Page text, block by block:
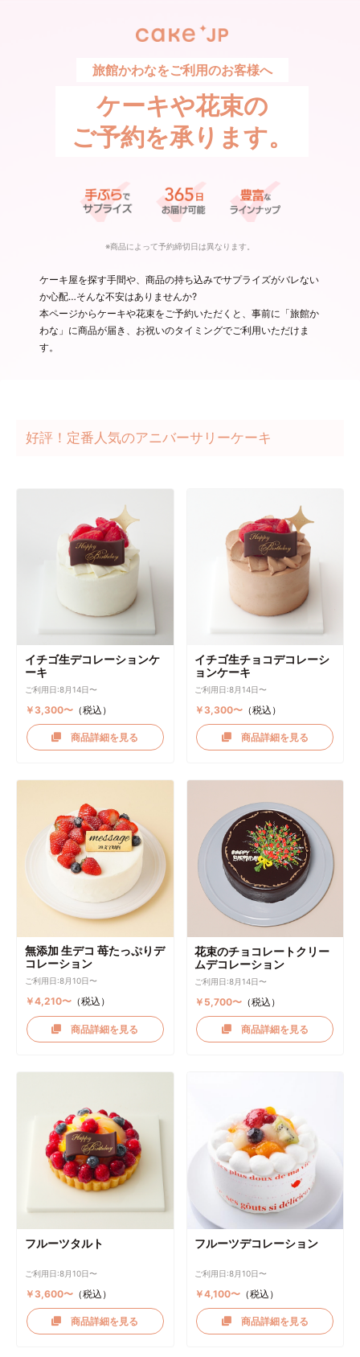
旅館かわなをご利用のお客様へ
ケーキや花束の
ご予約を承ります。
※商品によって予約締切日は異なります。
ケーキ屋を探す手間や、商品の持ち込みでサプライズがバレない
か心配…そんな不安はありませんか?
本ページからケーキや花束をご予約いただくと、事前に「旅館か
わな」に商品が届き、お祝いのタイミングでご利用いただけま
す。
好評！定番人気のアニバーサリーケーキ
イチゴ生デコレーションケ
ーキ
ご利用日:8月14日〜
￥3,300〜（税込）
商品詳細を見る
イチゴ生チョコデコレーシ
ョンケーキ
ご利用日:8月14日〜
￥3,300〜 （税込）
商品詳細を見る
無添加 生デコ 苺たっぷりデ
コレーション
ご利用日:8月10日〜
￥4,210〜（税込）
商品詳細を見る
花束のチョコレートクリー
ムデコレーション
ご利用日:8月14日〜
￥5,700〜 （税込）
商品詳細を見る
フルーツタルト
ご利用日:8月10日〜
￥3,600〜（税込）
商品詳細を見る
フルーツデコレーション
ご利用日:8月10日〜
￥4,100〜 （税込）
商品詳細を見る